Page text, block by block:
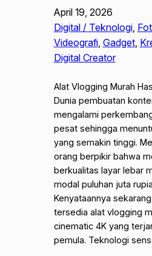
April 19, 2026
Digital / Teknologi,
Videografi, Gadget,
Digital Creator
Alat Vlogging Murah
Dunia pembuatan
mengalami
pesat sehingga
yang semakin tinggi.
orang berpikir bahwa
berkualitas layar lebar
modal puluhan juta
Kenyataannya
tersedia alat vlogging
cinematic 4K yang
pemula. Teknologi